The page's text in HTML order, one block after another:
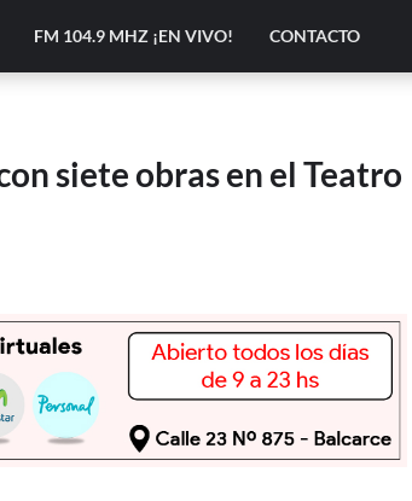
FM 104.9 MHZ ¡EN VIVO! CONTACTO
siete obras en el Teatro